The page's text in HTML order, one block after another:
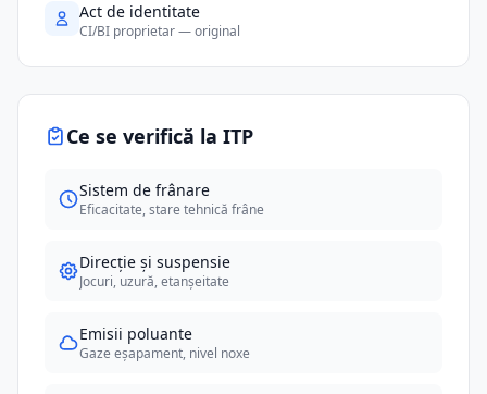
Act de identitate
CI/BI proprietar — original
Ce se verifică la ITP
Sistem de frânare
Eficacitate, stare tehnică frâne
Direcție și suspensie
Jocuri, uzură, etanșeitate
Emisii poluante
Gaze eșapament, nivel noxe